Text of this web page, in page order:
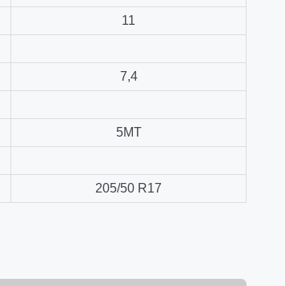
11
7,4
5МТ
205/50 R17